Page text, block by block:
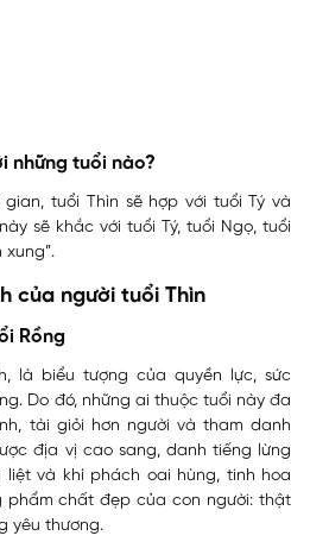
những tuổi nào?
gian, tuổi Thìn sẽ hợp với tuổi Tý và
sẽ khắc với tuổi Tý, tuổi Ngọ, tuổi
xung”.
của người tuổi Thìn
Rồng
là biểu tượng của quyền lực, sức
Do đó, những ai thuộc tuổi này đa
tài giỏi hơn người và tham danh
địa vị cao sang, danh tiếng lừng
liệt và khí phách oai hùng, tinh hoa
phẩm chất đẹp của con người: thật
yêu thương.